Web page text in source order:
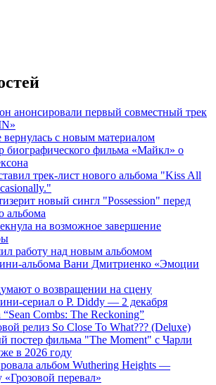
анонсировали первый совместный трек
вернулась с новым материалом
фильма «Майкл» о
трек-лист нового альбома "Kiss All
новый сингл "Possession" перед
альбома
на возможное завершение
работу над новым альбомом
альбома Вани Дмитриенко «Эмоции
о возвращении на сцену
сериал о P. Diddy — 2 декабря
“Sean Combs: The Reckoning”
релиз So Close To What??? (Deluxe)
постер фильма "The Moment" с Чарли
в 2026 году
альбом Wuthering Heights —
перевал»